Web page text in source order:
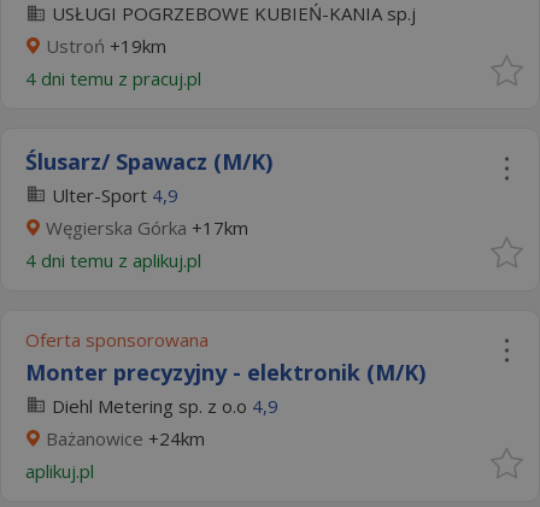
USŁUGI POGRZEBOWE KUBIEŃ-KANIA sp.j
Ustroń +19km
4 dni temu z pracuj.pl
Ślusarz/ Spawacz (M/K)
Ulter-Sport 4,9
Węgierska Górka +17km
4 dni temu z aplikuj.pl
Oferta sponsorowana
Monter precyzyjny - elektronik (M/K)
Diehl Metering sp. z o.o 4,9
Bażanowice +24km
aplikuj.pl